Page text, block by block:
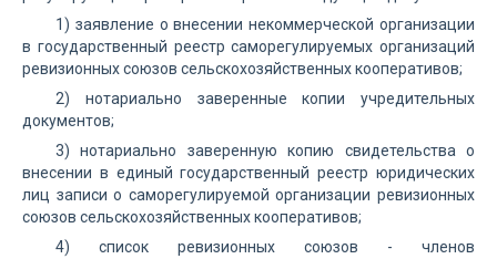
1) заявление о внесении некоммерческой организации
в государственный реестр саморегулируемых организаций
ревизионных союзов сельскохозяйственных кооперативов;
2) нотариально заверенные копии учредительных
документов;
3) нотариально заверенную копию свидетельства о
внесении в единый государственный реестр юридических
лиц записи о саморегулируемой организации ревизионных
союзов сельскохозяйственных кооперативов;
4) список ревизионных союзов - членов